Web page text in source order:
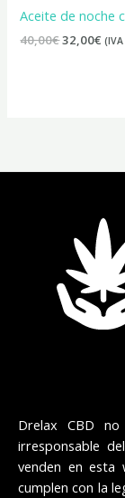
Aceite de noche
40,00€32,00€
Drelax CBD
irresponsable
venden en esta
cumplen con la